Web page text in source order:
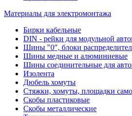
Материалы для электромонтажа
Бирки кабельные
DIN - рейки для модульной
Шины "0", блоки
Шины медные и алюминиевые
Шины соединительные для
Изолента
Дюбель хомуты
Стяжки, хомуты, площадки
Скобы пластиковые
Скобы металлические